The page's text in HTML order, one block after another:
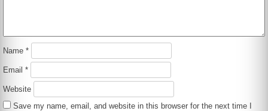
Name*
Email*
Website
Save my name, email, and website in this browser for the next time I